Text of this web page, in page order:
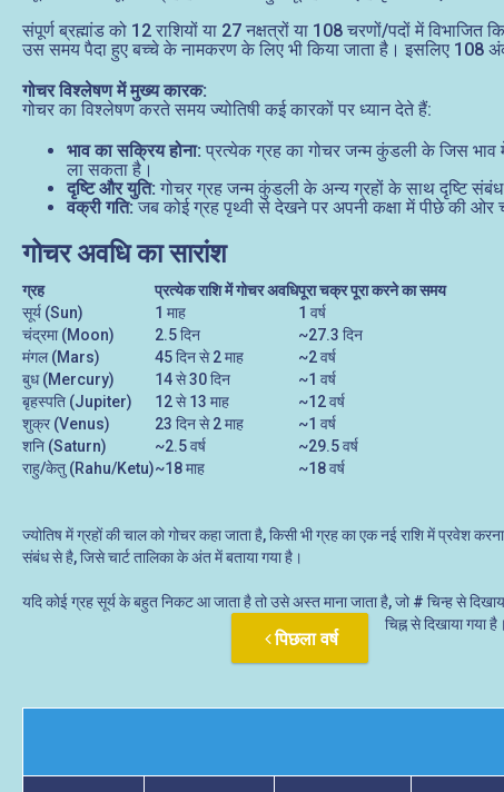
संपूर्ण ब्रह्मांड को 12 राशियों या 27 नक्षत्रों या 108 चरणों/पदों में
उस समय पैदा हुए बच्चे के नामकरण के लिए भी किया जाता है। इसलिए 108
गोचर विश्लेषण में मुख्य कारक:
गोचर का विश्लेषण करते समय ज्योतिषी कई कारकों पर ध्यान देते हैं:
भाव का सक्रिय होना: प्रत्येक ग्रह का गोचर जन्म कुंडली के जिस भाव
ला सकता है।
दृष्टि और युति: गोचर ग्रह जन्म कुंडली के अन्य ग्रहों के साथ दृष्टि संबंध
वक्री गति:जब कोई ग्रह पृथ्वी से देखने पर अपनी कक्षा में पीछे की ओर
गोचर अवधि का सारांश
ग्रह प्रत्येक राशि में गोचर अवधिपूरा चक्र पूरा करने का समय
सूर्य (Sun)
1 माह
1 वर्ष
चंद्रमा (Moon)
2.5 दिन
~27.3 दिन
मंगल (Mars)
45 दिन से 2 माह
~2 वर्ष
बुध (Mercury)
14 से 30 दिन
~1 वर्ष
बृहस्पति (Jupiter)
12 से 13 माह
~12 वर्ष
शुक्र (Venus)
23 दिन से 2 माह
~1 वर्ष
शनि (Saturn)
~2.5 वर्ष
~29.5 वर्ष
राहु/केतु (Rahu/Ketu)~18 माह ~18 वर्ष
ज्योतिष में ग्रहों की चाल को गोचर कहा जाता है, किसी भी ग्रह का एक नई राशि में प्रवेश
संबंध से है, जिसे चार्ट तालिका के अंत में बताया गया है।
यदि कोई ग्रह सूर्य के बहुत निकट आ जाता है तो उसे अस्त माना जाता है, जो # चिन्ह से
चिह्न से दिखाया गया
पिछला वर्ष